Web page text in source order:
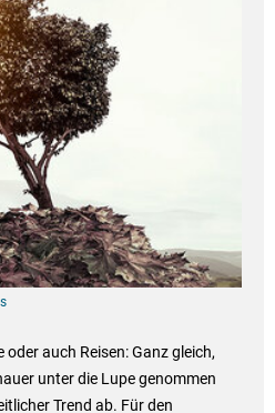
auch Reisen: Ganz gleich,
unter die Lupe genommen
Trend ab. Für den